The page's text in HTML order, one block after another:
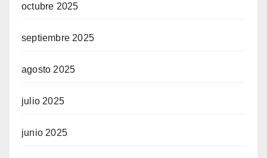
octubre 2025
septiembre 2025
agosto 2025
julio 2025
junio 2025